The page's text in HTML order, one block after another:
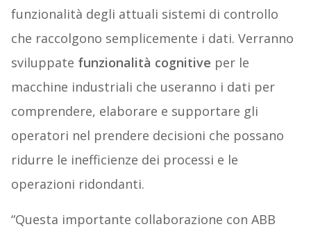
funzionalità degli attuali sistemi di controllo
che raccolgono semplicemente i dati. Verranno
sviluppate funzionalità cognitive per le
macchine industriali che useranno i dati per
comprendere, elaborare e supportare gli
operatori nel prendere decisioni che possano
ridurre le inefficienze dei processi e le
operazioni ridondanti.
“Questa importante collaborazione con ABB